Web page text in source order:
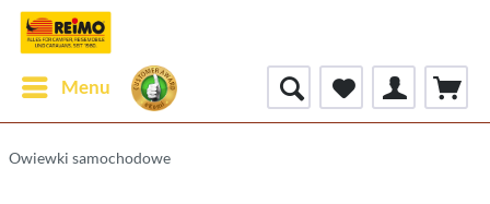
Menu
Owiewki samochodowe